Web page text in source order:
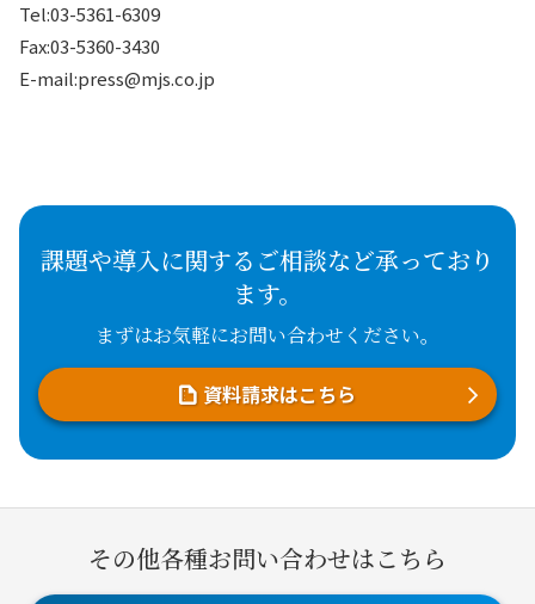
Tel:03-5361-6309
Fax:03-5360-3430
E-mail:press@mjs.co.jp
課題や導入に関するご相談など承っており
ます。
まずはお気軽にお問い合わせください。
資料請求はこちら
その他各種お問い合わせはこちら